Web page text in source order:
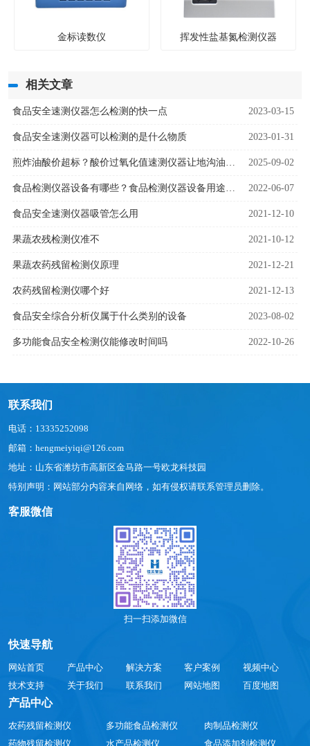
金标读数仪 挥发性盐基氮检测仪器
相关文章
食品安全速测仪器怎么检测的快一点 2023-03-15
食品安全速测仪器可以检测的是什么物质 2023-01-31
煎炸油酸价超标？酸价过氧化值速测仪器让地沟油无所遁形！ 2025-09-02
食品检测仪器设备有哪些？食品检测仪器设备用途是什么 2022-06-07
食品安全速测仪器吸管怎么用 2021-12-10
果蔬农残检测仪准不 2021-10-12
果蔬农药残留检测仪原理 2021-12-21
农药残留检测仪哪个好 2021-12-13
食品安全综合分析仪属于什么类别的设备 2023-08-02
多功能食品安全检测仪能修改时间吗 2022-10-26
联系我们
电话：13335252098
邮箱：hengmeiyiqi@126.com
地址：山东省潍坊市高新区金马路一号欧龙科技园
特别声明：网站部分内容来自网络，如有侵权请联系管理员删除。
客服微信
扫一扫添加微信
快速导航
网站首页 产品中心 解决方案 客户案例
视频中心
技术支持
关于我们 联系我们 网站地图 百度地图
产品中心
农药残留检测仪 多功能食品检测仪
肉制品检测仪
药物残留检测仪
水产品检测仪 食品添加剂检测仪